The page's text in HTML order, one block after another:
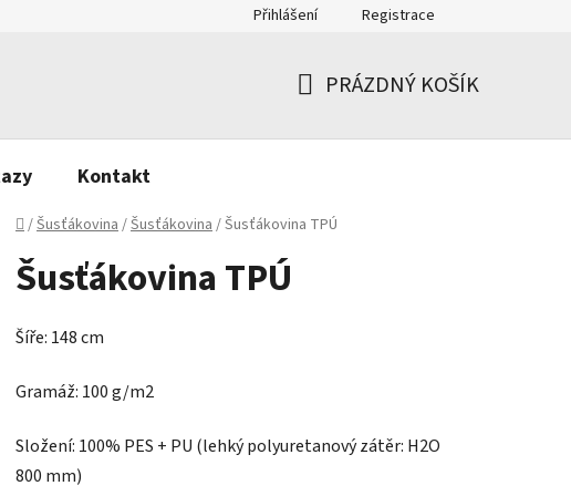
Přihlášení Registrace
PRÁZDNÝ KOŠÍK
Kontakt
Domů
/Šusťákovina/Šusťákovina/Šusťákovina TPÚ
Šusťákovina TPÚ
Šíře: 148 cm
Gramáž: 100 g/m2
Složení: 100% PES + PU (lehký polyuretanový zátěr: H2O
800 mm)